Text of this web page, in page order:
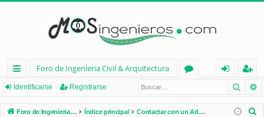
nl
ac
Foro de Ingenieria Civil & Arquitectura
os
nt
eg
ist
Identificarse Registrarse
Foro de Ingenieria Civil & Arquitectura Índice principal Contactar con un Administrador del Foro